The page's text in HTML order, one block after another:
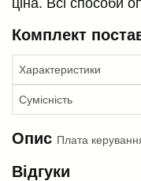
Комплект
Характеристики
Сумісність
Опис Плата
Відгуки